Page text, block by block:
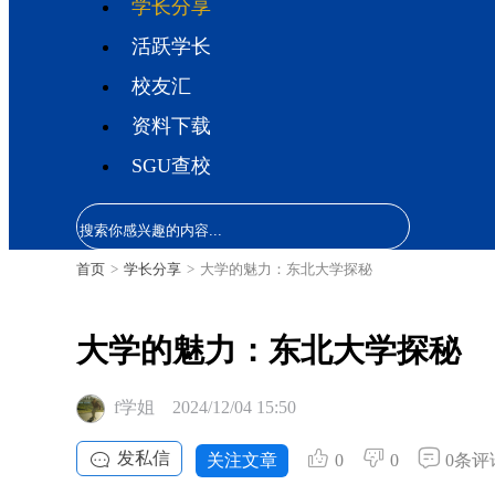
学长分享
活跃学长
校友汇
资料下载
SGU查校
首页 > 学长分享 > 大学的魅力：东北大学探秘
大学的魅力：东北大学探秘
f学姐 2024/12/04 15:50
发私信 关注文章 0 0 0条评